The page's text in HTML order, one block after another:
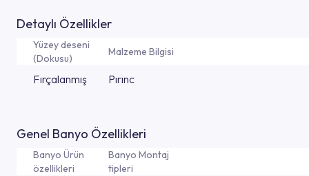
Detaylı Özellikler
Yüzey deseni
(Dokusu)
Malzeme Bilgisi
Fırçalanmış Pırınc
Genel Banyo Özellikleri
Banyo Ürün
özellikleri
Banyo Montaj
tipleri